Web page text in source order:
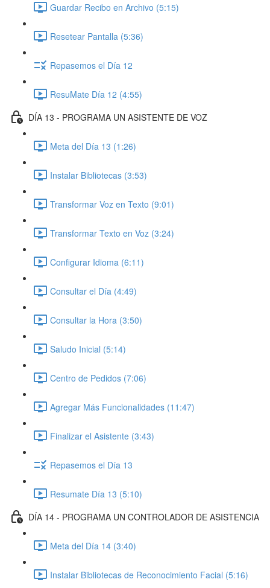
Guardar Recibo en Archivo (5:15)
Resetear Pantalla (5:36)
Repasemos el Día 12
ResuMate Día 12 (4:55)
DÍA 13 - PROGRAMA UN ASISTENTE DE VOZ
Meta del Día 13 (1:26)
Instalar Bibliotecas (3:53)
Transformar Voz en Texto (9:01)
Transformar Texto en Voz (3:24)
Configurar Idioma (6:11)
Consultar el Día (4:49)
Consultar la Hora (3:50)
Saludo Inicial (5:14)
Centro de Pedidos (7:06)
Agregar Más Funcionalidades (11:47)
Finalizar el Asistente (3:43)
Repasemos el Día 13
Resumate Día 13 (5:10)
DÍA 14 - PROGRAMA UN CONTROLADOR DE ASISTENCIA
Meta del Día 14 (3:40)
Instalar Bibliotecas de Reconocimiento Facial (5:16)